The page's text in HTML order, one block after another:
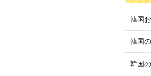
韓国
韓国
韓国